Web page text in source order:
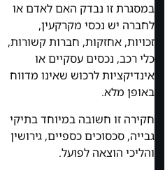
במסגרת זו נבדק האם לאדם או
לחברה יש נכסי מקרקעין,
זכויות, אחזקות, חברות קשורות,
כלי רכב, נכסים עסקיים או
אינדיקציות לרכוש שאינו מדווח
באופן מלא.
חקירה זו חשובה במיוחד בתיקי
גבייה, סכסוכים כספיים, גירושין
והליכי הוצאה לפועל.